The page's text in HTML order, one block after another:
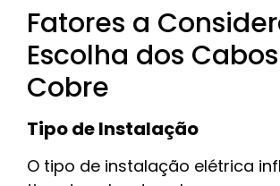
Fatores a
Escolha dos
Cobre
Tipo de Instalação
O tipo de instalação elétrica